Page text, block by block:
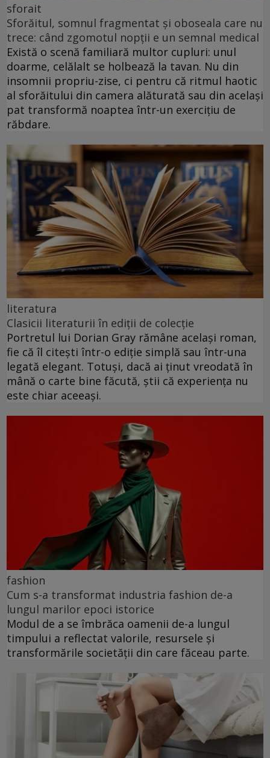
sforait
Sforăitul, somnul fragmentat și oboseala care nu
trece: când zgomotul nopții e un semnal medical
Există o scenă familiară multor cupluri: unul
doarme, celălalt se holbează la tavan. Nu din
insomnii propriu-zise, ci pentru că ritmul haotic
al sforăitului din camera alăturată sau din același
pat transformă noaptea într-un exercițiu de
răbdare.
literatura
Clasicii literaturii în ediții de colecție
Portretul lui Dorian Gray rămâne același roman,
fie că îl citești într-o ediție simplă sau într-una
legată elegant. Totuși, dacă ai ținut vreodată în
mână o carte bine făcută, știi că experiența nu
este chiar aceeași.
fashion
Cum s-a transformat industria fashion de-a
lungul marilor epoci istorice
Modul de a se îmbrăca oamenii de-a lungul
timpului a reflectat valorile, resursele și
transformările societății din care făceau parte.